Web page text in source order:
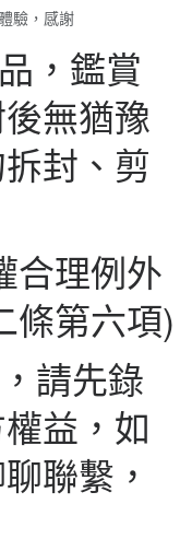
驗，感謝
，鑑賞
無猶豫
封、剪
合理例外
條第六項)
請先錄
益，如
聯繫，